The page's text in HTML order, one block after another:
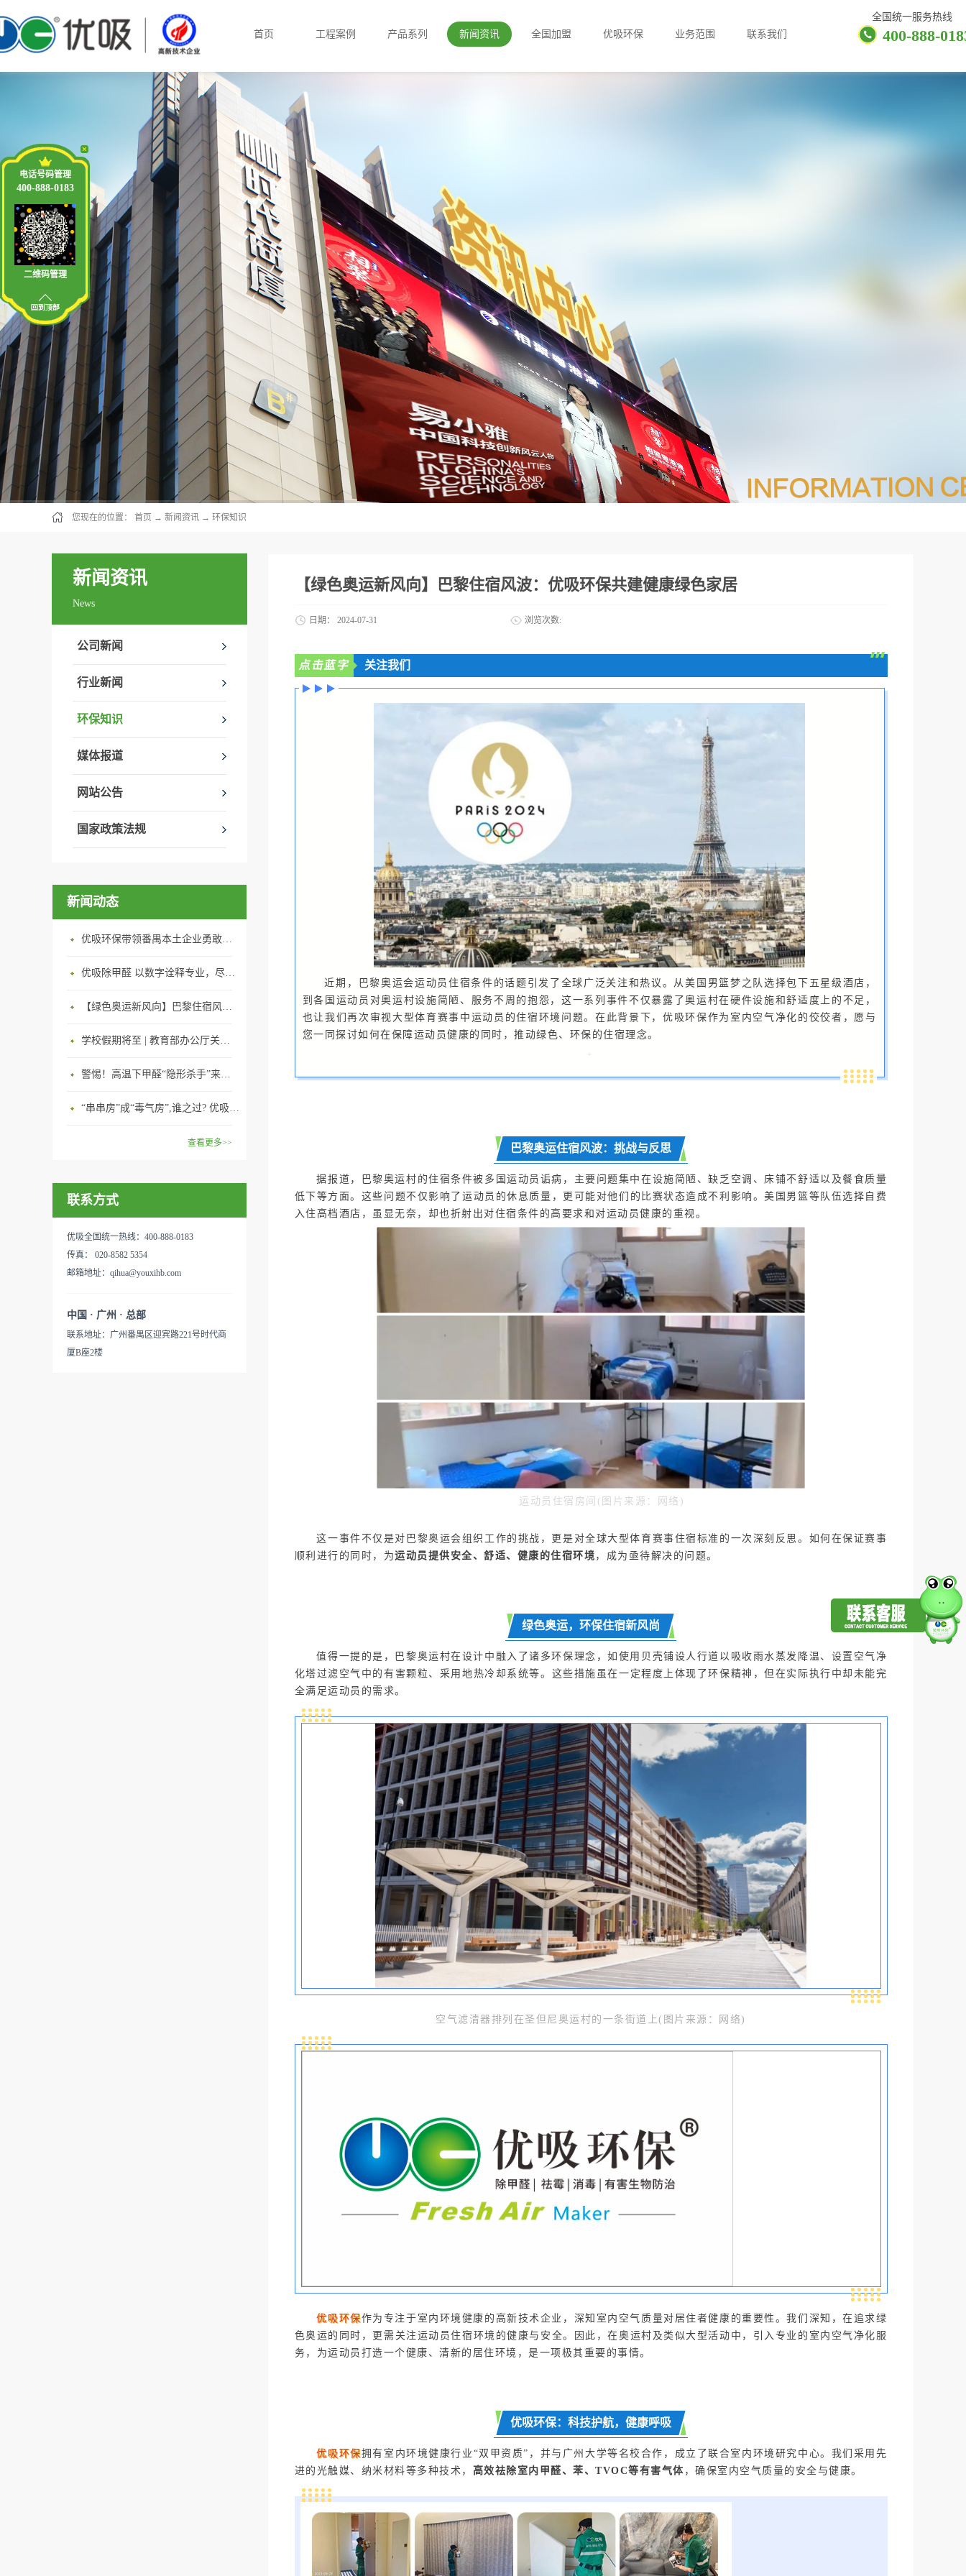
全国统一服务热线
400-888-
首页 工程案例 产品系列 新闻资讯 全国加盟 优吸环保 业务范围 联系我们
您现在的位置： 首页 → 新闻资讯 → 环保知识
新闻资讯
News
公司新闻
行业新闻
环保知识
媒体报道
网站公告
国家政策法规
新闻动态
优吸环保带领番禺本​土企业勇敢破局向“新”
优吸除甲醛 以数字诠释专业，尽显除醛品牌实力！
【绿色奥运新风向】巴黎住宿风波：优吸环保共建健康绿色家居
学校假期将至 | 教育部办公厅关于加强学校新建校舍室内空气质量管理通知
警惕！高温下甲醛“隐形杀手”来袭，你的家安全吗？
“串串房”成“毒气房”,谁之过? 优吸守护呼吸健康11年专注室内空气治理！
查看更多>>
联系方式
优吸全国统一热线：400-888-0183
传真： 020-8582 5354
邮箱地址：qihua@youxihb.com
中国 · 广州 · 总部
联系地址：广州番禺区迎宾路221号时代商
厦B座2楼
【绿色奥运新风向】巴黎住宿风波：优吸环保共建健康绿色家居
日期： 2024-07-31 浏览次数:
点击蓝字 关注我们
近期，巴黎奥运会运动员住宿条件的话题引发了全球广泛关注和热议。从美国男篮梦之队选择包下五星级酒店，
到各国运动员对奥运村设施简陋、服务不周的抱怨，这一系列事件不仅暴露了奥运村在硬件设施和舒适度上的不足，
也让我们再次审视大型体育赛事中运动员的住宿环境问题。在此背景下，优吸环保作为室内空气净化的佼佼者，愿与
您一同探讨如何在保障运动员健康的同时，推动绿色、环保的住宿理念。
-
巴黎奥运住宿风波：挑战与反思
据报道，巴黎奥运村的住宿条件被多国运动员诟病，主要问题集中在设施简陋、缺乏空调、床铺不舒适以及餐食质量
低下等方面。这些问题不仅影响了运动员的休息质量，更可能对他们的比赛状态造成不利影响。美国男篮等队伍选择自费
入住高档酒店，虽显无奈，却也折射出对住宿条件的高要求和对运动员健康的重视。
运动员住宿房间(图片来源：网络)
这一事件不仅是对巴黎奥运会组织工作的挑战，更是对全球大型体育赛事住宿标准的一次深刻反思。如何在保证赛事
顺利进行的同时，为运动员提供安全、舒适、健康的住宿环境 ，成为亟待解决的问题。
绿色奥运，环保住宿新风尚
值得一提的是，巴黎奥运村在设计中融入了诸多环保理念，如使用贝壳铺设人行道以吸收雨水蒸发降温、设置空气净
化塔过滤空气中的有害颗粒、采用地热冷却系统等。这些措施虽在一定程度上体现了环保精神，但在实际执行中却未能完
全满足运动员的需求。
空气滤清器排列在圣但尼奥运村的一条街道上(图片来源：网络)
优吸环保作为专注于室内环境健康的高新技术企业，深知室内空气质量对居住者健康的重要性。我们深知，在追求绿
色奥运的同时，更需关注运动员住宿环境的健康与安全。因此，在奥运村及类似大型活动中，引入专业的室内空气净化服
务，为运动员打造一个健康、清新的居住环境，是一项极其重要的事情。
优吸环保：科技护航，健康呼吸
优吸环保拥有室内环境健康行业“双甲资质”，并与广州大学等名校合作，成立了联合室内环境研究中心。我们采用先
进的光触媒、纳米材料等多种技术， 高效祛除室内甲醛、苯、TVOC等有害气体 ，确保室内空气质量的安全与健康。
电话号码管理
400-888-0183
二维码管理